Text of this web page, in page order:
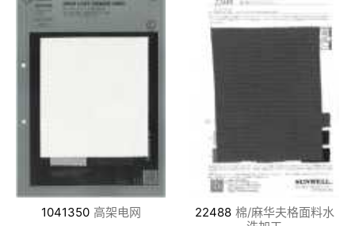
1041350 高架电网 22488 棉/麻华夫格面料水